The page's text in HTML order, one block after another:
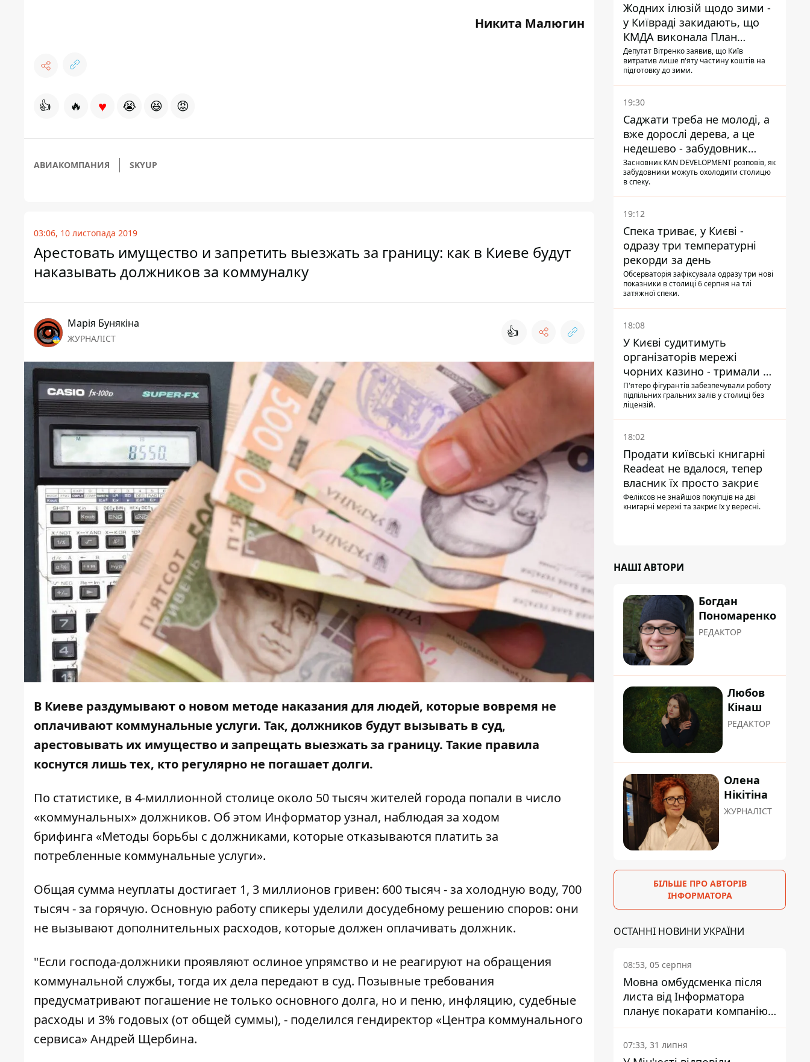
Никита Малюгин
👍 🔥 ♥ 😭 😆 😡
АВИАКОМПАНИЯ SKYUP
03:06, 10 листопада 2019
Арестовать имущество и запретить выезжать за границу: как в Киеве будут
наказывать должников за коммуналку
Марія Бунякіна
ЖУРНАЛІСТ 👍
В Киеве раздумывают о новом методе наказания для людей, которые вовремя не
оплачивают коммунальные услуги. Так, должников будут вызывать в суд,
арестовывать их имущество и запрещать выезжать за границу. Такие правила
коснутся лишь тех, кто регулярно не погашает долги.
По статистике, в 4-миллионной столице около 50 тысяч жителей города попали в число
«коммунальных» должников. Об этом Информаторузнал, наблюдая за ходом
брифинга «Методы борьбы с должниками, которые отказываются платить за
потребленные коммунальные услуги».
Общая сумма неуплаты достигает 1, 3 миллионов гривен: 600 тысяч - за холодную воду, 700
тысяч - за горячую. Основную работу спикеры уделили досудебному решению споров: они
не вызывают дополнительных расходов, которые должен оплачивать должник.
"Если господа-должники проявляют ослиное упрямство и не реагируют на обращения
коммунальной службы, тогда их дела передают в суд. Позывные требования
предусматривают погашение не только основного долга, но и пеню, инфляцию, судебные
расходы и 3% годовых (от общей суммы), - поделился гендиректор «Центра коммунального
сервиса» Андрей Щербина.
Жодних ілюзій щодо зими -
у Київраді закидають, що
КМДА виконала План
стійкості на 20%
Депутат Вітренко заявив, що Київ
витратив лише п'яту частину коштів на
підготовку до зими.
19:30
Саджати треба не молоді, а
вже дорослі дерева, а це
недешево - забудовник
Ніконов
Засновник KAN DEVELOPMENT розповів, як
забудовники можуть охолодити столицю
в спеку.
19:12
Спека триває, у Києві -
одразу три температурні
рекорди за день
Обсерваторія зафіксувала одразу три нові
показники в столиці 6 серпня на тлі
затяжної спеки.
18:08
У Києві судитимуть
організаторів мережі
чорних казино - тримали 39
закладів
П'ятеро фігурантів забезпечували роботу
підпільних гральних залів у столиці без
ліцензій.
18:02
Продати київські книгарні
Readeat не вдалося, тепер
власник їх просто закриє
Феліксов не знайшов покупців на дві
книгарні мережі та закриє їх у вересні.
НАШІ АВТОРИ
Богдан
Пономаренко
РЕДАКТОР
Любов
Кінаш
РЕДАКТОР
Олена
Нікітіна
ЖУРНАЛІСТ
БІЛЬШЕ ПРО АВТОРІВ
ІНФОРМАТОРА
ОСТАННІ НОВИНИ УКРАЇНИ
08:53, 05 серпня
Мовна омбудсменка після
листа від Інформатора
планує покарати компанію-
підрядника ПриватБанку
07:33, 31 липня